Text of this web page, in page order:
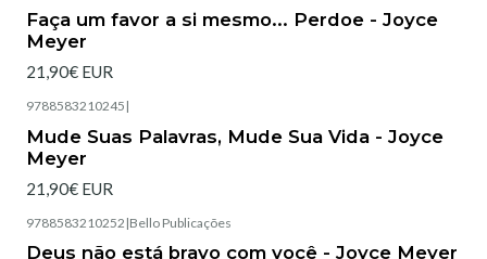
Faça um favor a si mesmo... Perdoe - Joyce
Meyer
21,90€ EUR
9788583210245 |
Mude Suas Palavras, Mude Sua Vida - Joyce
Meyer
21,90€ EUR
9788583210252 |Bello Publicações
Deus não está bravo com você - Joyce Meyer